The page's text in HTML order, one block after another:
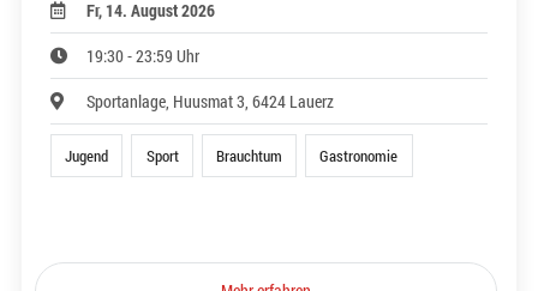
Fr, 14. August 2026
19:30 - 23:59 Uhr
Sportanlage, Huusmat 3, 6424 Lauerz
Jugend Sport Brauchtum Gastronomie